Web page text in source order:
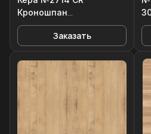
Кроношпан
3050*600/6мм
Заказать